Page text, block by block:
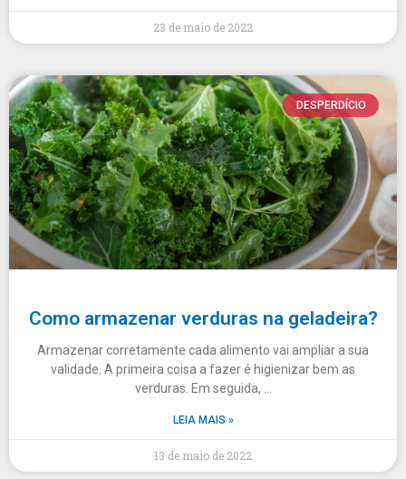
23 de maio de 2022
DESPERDÍCIO
Como armazenar verduras na geladeira?
Armazenar corretamente cada alimento vai ampliar a sua
validade. A primeira coisa a fazer é higienizar bem as
verduras. Em seguida, …
LEIA MAIS »
13 de maio de 2022